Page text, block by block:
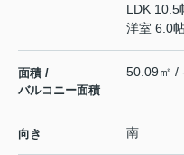
LDK 10.5
洋室 6.0
面積 /
バルコニー面積
50.09㎡ /
向き 南